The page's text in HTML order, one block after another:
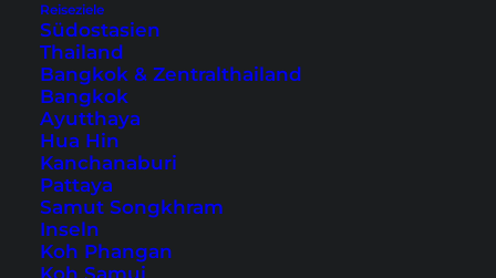
Reiseziele
Südostasien
Thailand
Bangkok & Zentralthailand
Bangkok
Ayutthaya
Hua Hin
Kanchanaburi
Pattaya
Samut Songkhram
Inseln
Koh Phangan
Koh Samui
Kalgoorlie Tipps -
Sehenswürdigkeiten
für deinen Besuch
14. September 2025